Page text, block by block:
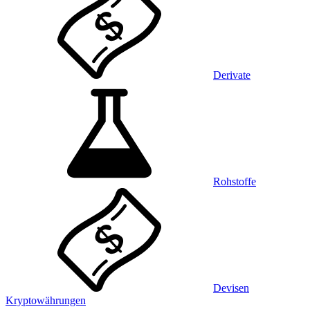
Derivate
Rohstoffe
Devisen
Kryptowährungen